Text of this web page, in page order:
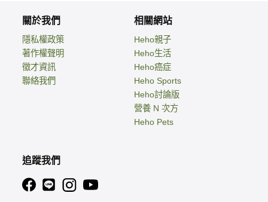
關於我們
隱私權政策
著作權聲明
徵才資訊
聯絡我們
相關網站
Heho親子
Heho生活
Heho癌症
Heho Sports
Heho討論版
營養 N 次方
Heho Pets
追蹤我們